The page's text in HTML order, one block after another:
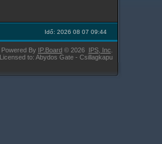
Idő: 2026 08 07 09:44
Powered By IP.Board © 2026 IPS, Inc.
Licensed to: Abydos Gate - Csillagkapu